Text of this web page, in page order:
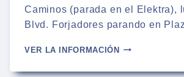
Caminos (parada en el Elektra),
Blvd. Forjadores parando en
VER LA INFORMACIÓNRECORRIDO
LA